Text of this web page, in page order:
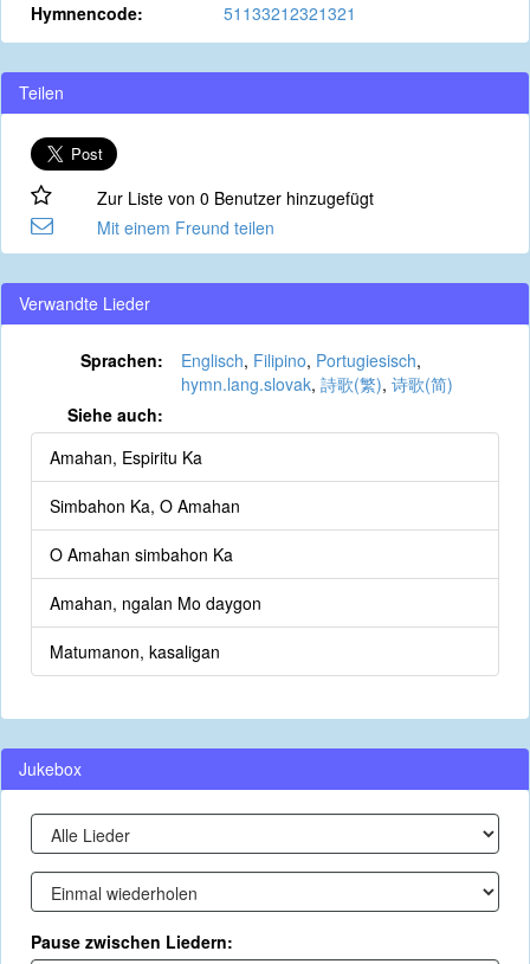
Hymnencode:
51133212321321
Teilen
Zur Liste von 0 Benutzer hinzugefügt
Mit einem Freund teilen
Verwandte Lieder
Sprachen: Englisch, Filipino, Portugiesisch,
hymn.lang.slovak, 詩歌(繁), 诗歌(简)
Siehe auch:
Amahan, Espiritu Ka
Simbahon Ka, O Amahan
O Amahan simbahon Ka
Amahan, ngalan Mo daygon
Matumanon, kasaligan
Jukebox
Pause zwischen Liedern: